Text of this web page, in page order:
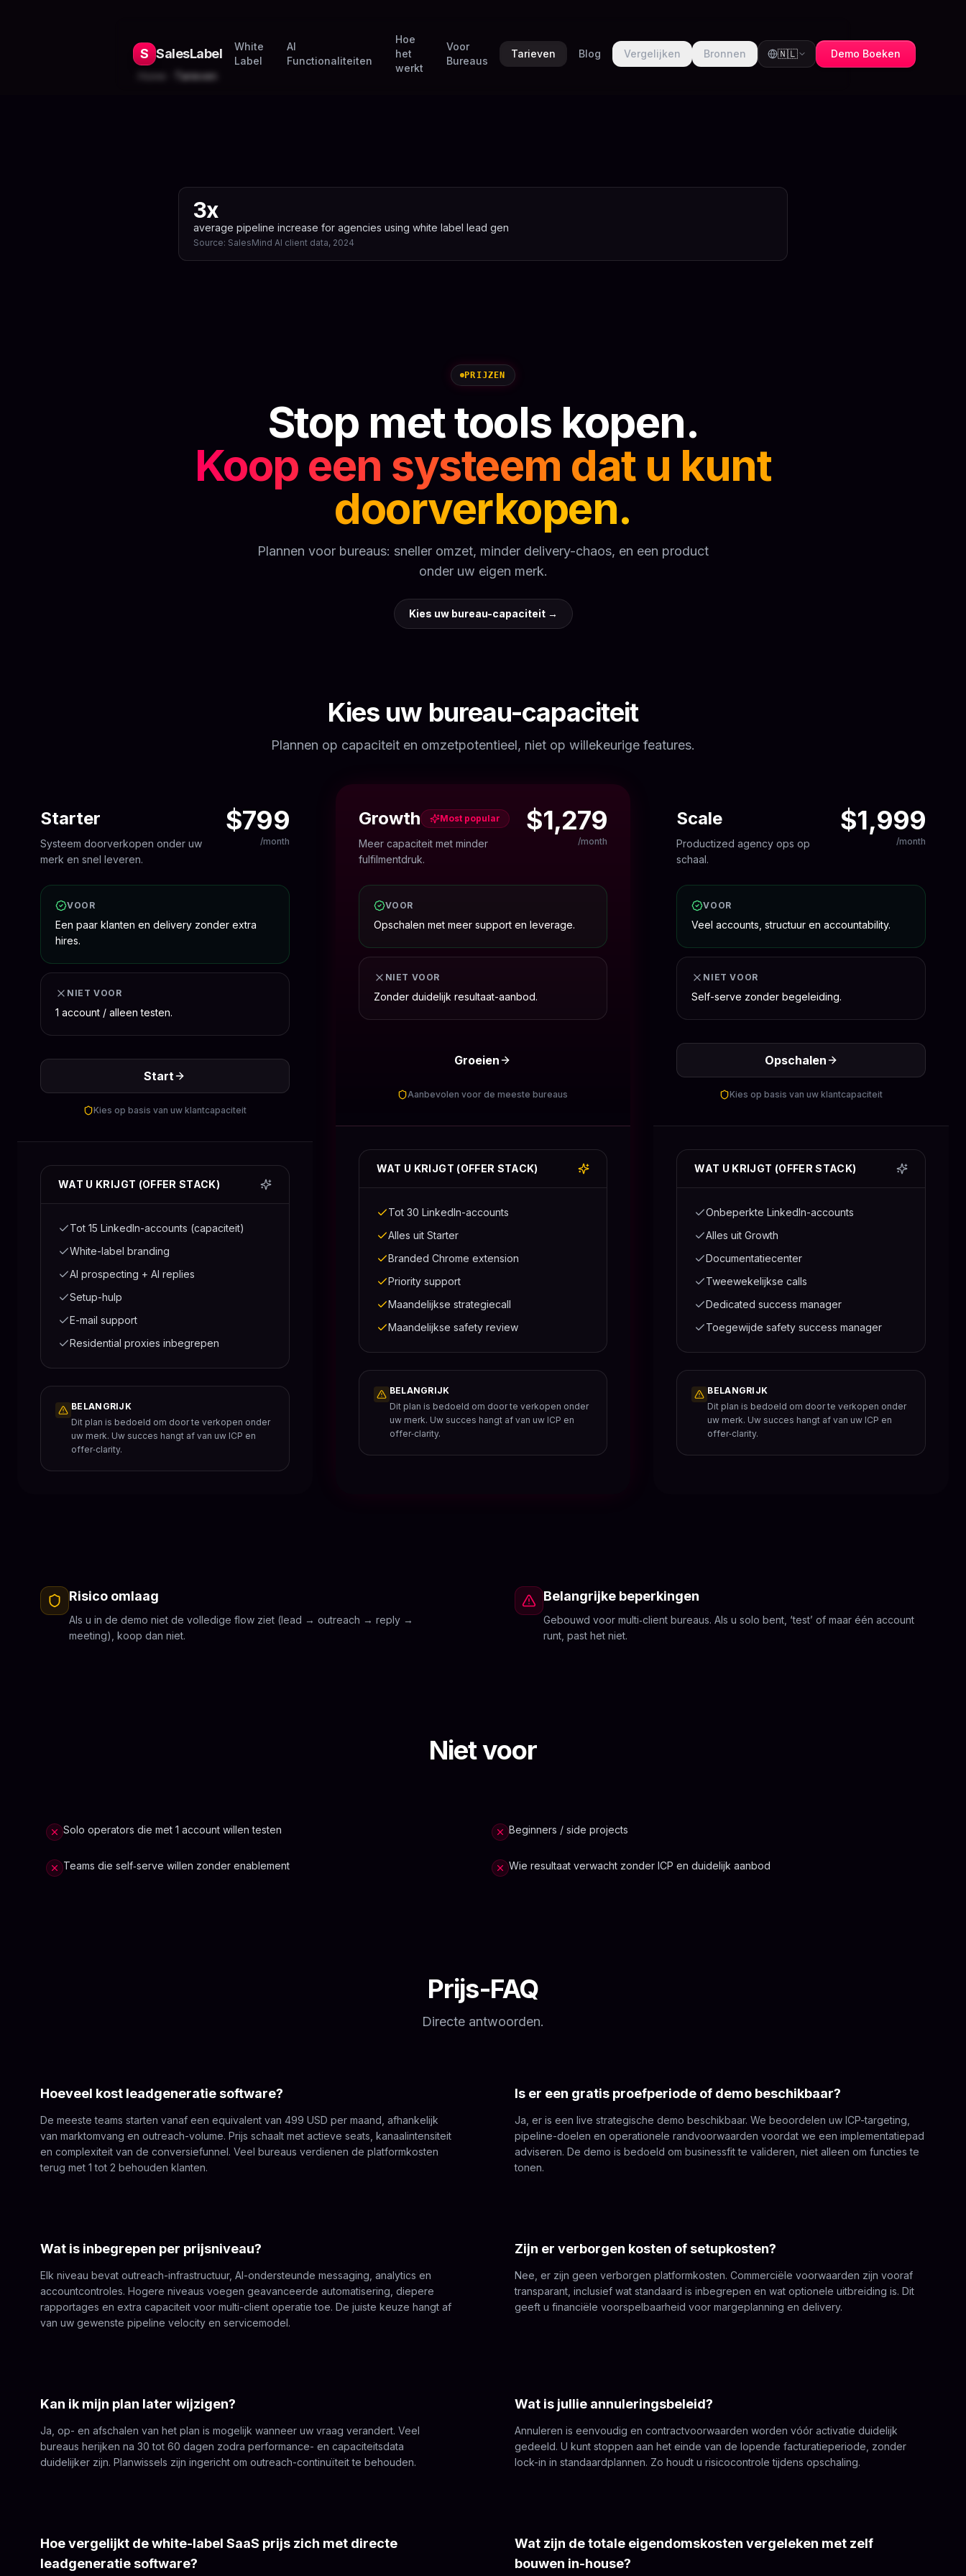
S SalesLabel
White
Label
AI
Functionaliteiten
Hoe
het
werkt
Voor
Bureaus
Tarieven Blog Vergelijken Bronnen 🇳🇱
Demo Boeken
Tarieven
3x
average pipeline increase for agencies using white label lead gen
Source: SalesMind AI client data, 2024
PRIJZEN
Stop met tools kopen.
Koop een systeem dat u kunt
doorverkopen.
Plannen voor bureaus: sneller omzet, minder delivery-chaos, en een product
onder uw eigen merk.
Kies uw bureau-capaciteit→
Kies uw bureau-capaciteit
Plannen op capaciteit en omzetpotentieel, niet op willekeurige features.
Starter
Systeem doorverkopen onder uw
merk en snel leveren.
$799
/month
VOOR
Een paar klanten en delivery zonder extra
hires.
NIET VOOR
1 account / alleen testen.
Start
Kies op basis van uw klantcapaciteit
WAT U KRIJGT (OFFER STACK)
Tot 15 LinkedIn-accounts (capaciteit)
White-label branding
AI prospecting + AI replies
Setup-hulp
E-mail support
Residential proxies inbegrepen
BELANGRIJK
Dit plan is bedoeld om door te verkopen onder
uw merk. Uw succes hangt af van uw ICP en
offer‑clarity.
Growth Most popular
Meer capaciteit met minder
fulfilmentdruk.
$1,279
/month
VOOR
Opschalen met meer support en leverage.
NIET VOOR
Zonder duidelijk resultaat-aanbod.
Groeien
Aanbevolen voor de meeste bureaus
WAT U KRIJGT (OFFER STACK)
Tot 30 LinkedIn-accounts
Alles uit Starter
Branded Chrome extension
Priority support
Maandelijkse strategiecall
Maandelijkse safety review
BELANGRIJK
Dit plan is bedoeld om door te verkopen onder
uw merk. Uw succes hangt af van uw ICP en
offer‑clarity.
Scale
Productized agency ops op
schaal.
$1,999
/month
VOOR
Veel accounts, structuur en accountability.
NIET VOOR
Self-serve zonder begeleiding.
Opschalen
Kies op basis van uw klantcapaciteit
WAT U KRIJGT (OFFER STACK)
Onbeperkte LinkedIn-accounts
Alles uit Growth
Documentatiecenter
Tweewekelijkse calls
Dedicated success manager
Toegewijde safety success manager
BELANGRIJK
Dit plan is bedoeld om door te verkopen onder
uw merk. Uw succes hangt af van uw ICP en
offer‑clarity.
Risico omlaag
Als u in de demo niet de volledige flow ziet (lead → outreach → reply →
meeting), koop dan niet.
Belangrijke beperkingen
Gebouwd voor multi‑client bureaus. Als u solo bent, ‘test’ of maar één account
runt, past het niet.
Niet voor
Solo operators die met 1 account willen testen Beginners / side projects
Teams die self‑serve willen zonder enablement Wie resultaat verwacht zonder ICP en duidelijk aanbod
Prijs-FAQ
Directe antwoorden.
Hoeveel kost leadgeneratie software?
De meeste teams starten vanaf een equivalent van 499 USD per maand, afhankelijk
van marktomvang en outreach-volume. Prijs schaalt met actieve seats, kanaalintensiteit
en complexiteit van de conversiefunnel. Veel bureaus verdienen de platformkosten
terug met 1 tot 2 behouden klanten.
Is er een gratis proefperiode of demo beschikbaar?
Ja, er is een live strategische demo beschikbaar. We beoordelen uw ICP-targeting,
pipeline-doelen en operationele randvoorwaarden voordat we een implementatiepad
adviseren. De demo is bedoeld om businessfit te valideren, niet alleen om functies te
tonen.
Wat is inbegrepen per prijsniveau?
Elk niveau bevat outreach-infrastructuur, AI-ondersteunde messaging, analytics en
accountcontroles. Hogere niveaus voegen geavanceerde automatisering, diepere
rapportages en extra capaciteit voor multi-client operatie toe. De juiste keuze hangt af
van uw gewenste pipeline velocity en servicemodel.
Zijn er verborgen kosten of setupkosten?
Nee, er zijn geen verborgen platformkosten. Commerciële voorwaarden zijn vooraf
transparant, inclusief wat standaard is inbegrepen en wat optionele uitbreiding is. Dit
geeft u financiële voorspelbaarheid voor margeplanning en delivery.
Kan ik mijn plan later wijzigen?
Ja, op- en afschalen van het plan is mogelijk wanneer uw vraag verandert. Veel
bureaus herijken na 30 tot 60 dagen zodra performance- en capaciteitsdata
duidelijker zijn. Planwissels zijn ingericht om outreach-continuïteit te behouden.
Wat is jullie annuleringsbeleid?
Annuleren is eenvoudig en contractvoorwaarden worden vóór activatie duidelijk
gedeeld. U kunt stoppen aan het einde van de lopende facturatieperiode, zonder
lock-in in standaardplannen. Zo houdt u risicocontrole tijdens opschaling.
Hoe vergelijkt de white-label SaaS prijs zich met directe
leadgeneratie software?
Wat zijn de totale eigendomskosten vergeleken met zelf
bouwen in-house?